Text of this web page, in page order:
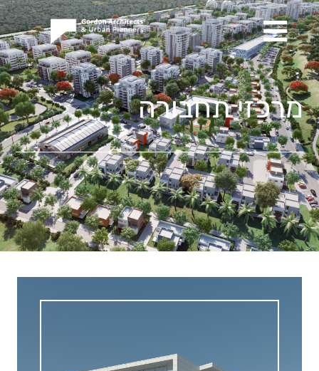
מרכזי תחבורה